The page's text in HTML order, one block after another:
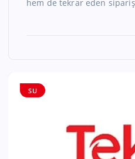
hem de tekrar eden
SU